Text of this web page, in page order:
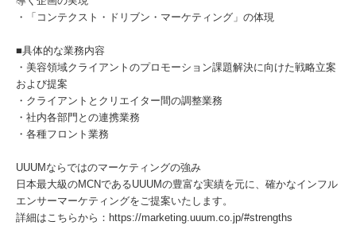
・「コンテクスト・ドリブン・マーケティング」の体現
■具体的な業務内容
・美容領域クライアントのプロモーション課題解決に向けた戦略立案
および提案
・クライアントとクリエイター間の調整業務
・社内各部門との連携業務
・各種フロント業務
UUUMならではのマーケティングの強み
日本最大級のMCNであるUUUMの豊富な実績を元に、確かなインフル
エンサーマーケティングをご提案いたします。
詳細はこちらから：https://marketing.uuum.co.jp/#strengths